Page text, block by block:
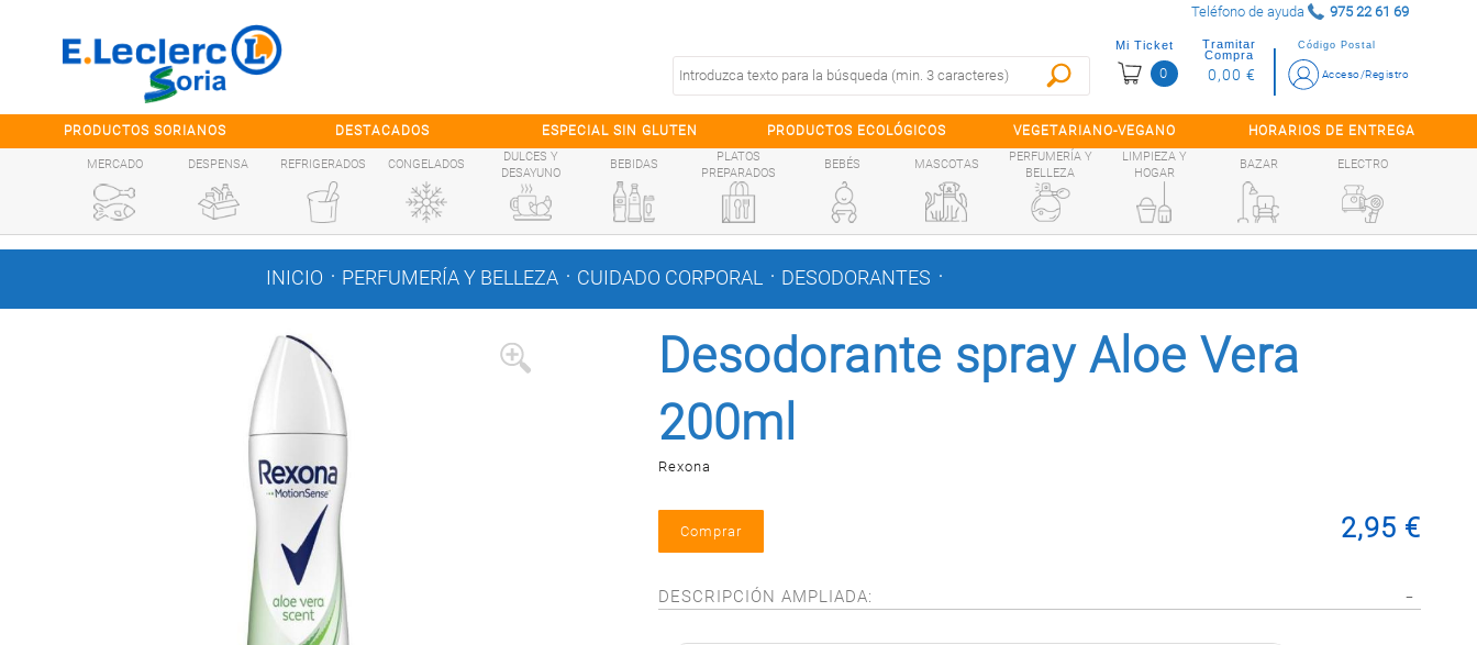
Teléfono de ayuda 975 22 61 69
Código Postal
Acceso/Registro
Mi Ticket
0
Tramitar
Compra
0,00 €
PRODUCTOS SORIANOS DESTACADOS ESPECIAL SIN GLUTEN PRODUCTOS ECOLÓGICOS VEGETARIANO-VEGANO HORARIOS DE ENTREGA
MERCADO DESPENSA REFRIGERADOS CONGELADOS
DULCES Y
DESAYUNO
BEBIDAS
PLATOS
PREPARADOS
BEBÉS MASCOTAS
PERFUMERÍA Y
BELLEZA
LIMPIEZA Y
HOGAR
BAZAR ELECTRO
INICIO . PERFUMERÍA Y BELLEZA . CUIDADO CORPORAL . DESODORANTES .
Desodorante spray Aloe Vera
200ml
Rexona
2,95 €
DESCRIPCIÓN AMPLIADA: